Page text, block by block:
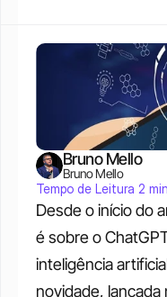
Desde o início do
é sobre o
inteligência
novidade,
Bruno Mello
Bruno Mello
Tempo de Leitura 2 min